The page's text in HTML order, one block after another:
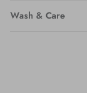
Wash & Care